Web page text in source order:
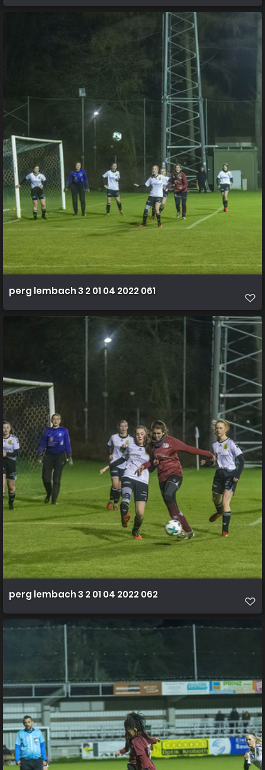
perg lembach 3 2 01 04 2022 061
perg lembach 3 2 01 04 2022 062